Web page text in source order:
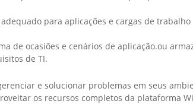
para aplicações e cargas de
de ocasiões e cenários de aplicação.ou
de TI.
e solucionar problemas em seus
os recursos completos da plataforma